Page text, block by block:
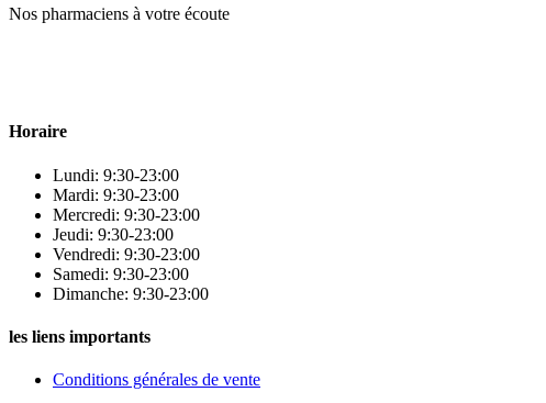
Nos pharmaciens à votre écoute
Horaire
Lundi: 9:30-23:00
Mardi: 9:30-23:00
Mercredi: 9:30-23:00
Jeudi: 9:30-23:00
Vendredi: 9:30-23:00
Samedi: 9:30-23:00
Dimanche: 9:30-23:00
les liens importants
Conditions générales de vente